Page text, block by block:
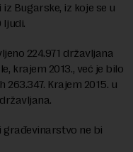
Bugarske, iz koje se u
ljudi.
224.971 državljana
krajem 2013., već je bilo
263.347. Krajem 2015. u
građevinarstvo ne bi